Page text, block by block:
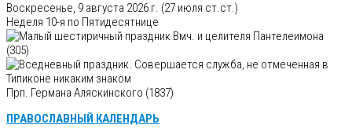
Воскресенье, 9 августа 2026 г. (27 июля ст.ст.)
Неделя 10-я по Пятидесятнице
Вмч. и целителя Пантелеимона
(305)
Прп. Германа Аляскинского (1837)
ПРАВОСЛАВНЫЙ КАЛЕНДАРЬ